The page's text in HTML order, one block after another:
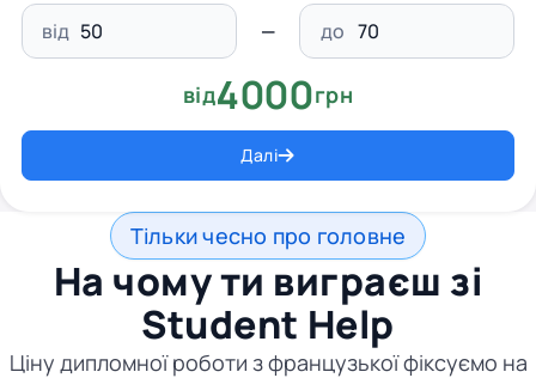
від до
від4000грн
Далі
Тільки чесно про головне
На чому ти виграєш зі
Student Help
Ціну дипломної роботи з французької фіксуємо на